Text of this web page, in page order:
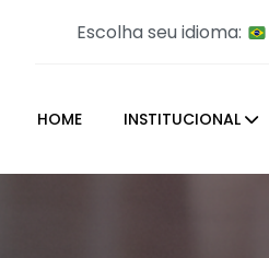
Escolha seu idioma:
HOME INSTITUCIONAL